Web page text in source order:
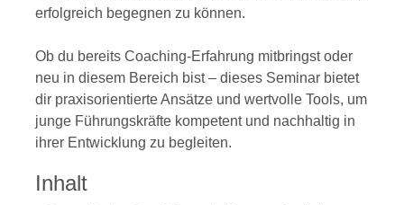
erfolgreich begegnen zu können.
Ob du bereits Coaching-Erfahrung mitbringst oder
neu in diesem Bereich bist – dieses Seminar bietet
dir praxisorientierte Ansätze und wertvolle Tools, um
junge Führungskräfte kompetent und nachhaltig in
ihrer Entwicklung zu begleiten.
Inhalt